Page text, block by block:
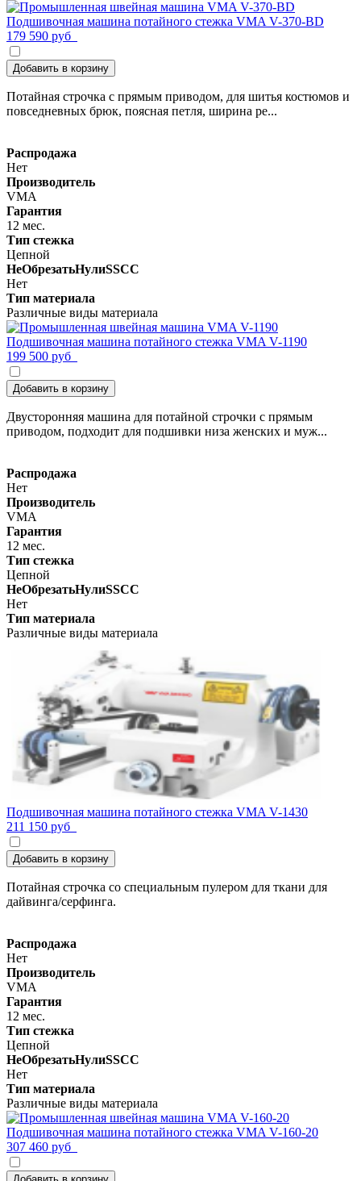
Подшивочная машина потайного стежка VMA V-370-BD
179 590 руб
Добавить в корзину
Потайная строчка с прямым приводом, для шитья костюмов и
повседневных брюк, поясная петля, ширина ре...
Распродажа
Нет
Производитель
VMA
Гарантия
12 мес.
Тип стежка
Цепной
НеОбрезатьНулиSSCC
Нет
Тип материала
Различные виды материала
Подшивочная машина потайного стежка VMA V-1190
199 500 руб
Добавить в корзину
Двусторонняя машина для потайной строчки с прямым
приводом, подходит для подшивки низа женских и муж...
Распродажа
Нет
Производитель
VMA
Гарантия
12 мес.
Тип стежка
Цепной
НеОбрезатьНулиSSCC
Нет
Тип материала
Различные виды материала
Подшивочная машина потайного стежка VMA V-1430
211 150 руб
Добавить в корзину
Потайная строчка со специальным пулером для ткани для
дайвинга/серфинга.
Распродажа
Нет
Производитель
VMA
Гарантия
12 мес.
Тип стежка
Цепной
НеОбрезатьНулиSSCC
Нет
Тип материала
Различные виды материала
Подшивочная машина потайного стежка VMA V-160-20
307 460 руб